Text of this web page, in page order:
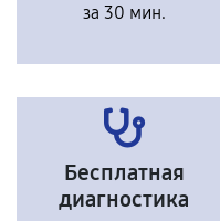
за 30 мин.
Бесплатная
диагностика